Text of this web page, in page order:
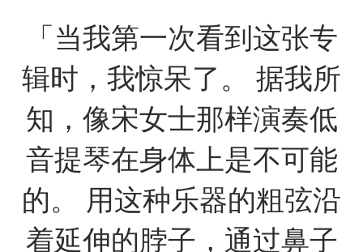
「当我第一次看到这张专
辑时，我惊呆了。 据我所
知，像宋女士那样演奏低
音提琴在身体上是不可能
的。 用这种乐器的粗弦沿
着延伸的脖子，通过鼻子